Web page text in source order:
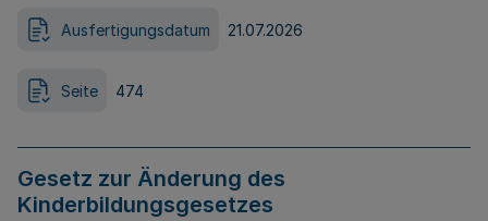
Ausfertigungsdatum 21.07.2026
Seite 474
Gesetz zur Änderung des
Kinderbildungsgesetzes